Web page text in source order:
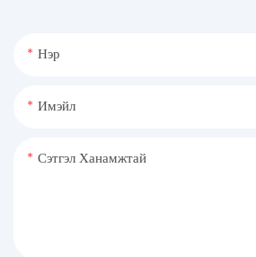
Нэр
Имэйл
Сэтгэл Ханамжтай